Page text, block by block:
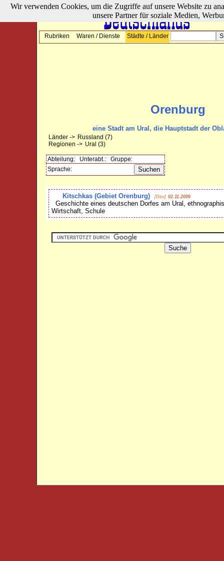
Rubriken Waren / Dienste Städte / Länder
Orenburg
eine Stadt am Ural, die Hauptstadt der
Länder -> Russland (7)
Regionen -> Ural (3)
Abteilung: Unterabt.:
Gruppe:
Sprache:
Kitschkas (Gebiet Orenburg) [Deu] 02.11.2006
Geschichte eines deutschen Dorfes am Ural,
Wirtschaft, Schule
Wir verwenden Cookies, um die Zugriffe auf unsere Website zu
unsere Partner für soziale Medien,